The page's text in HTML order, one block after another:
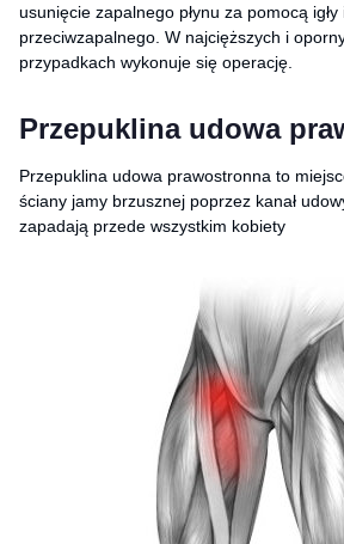
usunięcie zapalnego płynu za pomocą
przeciwzapalnego. W najcięższych i
przypadkach wykonuje się operację.
Przepuklina udowa
Przepuklina udowa prawostronna to
ściany jamy brzusznej poprzez kanał
zapadają przede wszystkim kobiety